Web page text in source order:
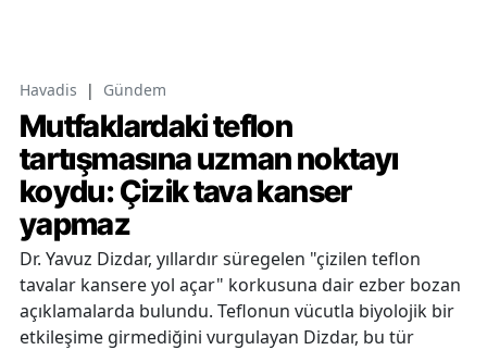
Havadis | Gündem
Mutfaklardaki teflon
tartışmasına uzman noktayı
koydu: Çizik tava kanser
yapmaz
Dr. Yavuz Dizdar, yıllardır süregelen "çizilen teflon
tavalar kansere yol açar" korkusuna dair ezber bozan
açıklamalarda bulundu. Teflonun vücutla biyolojik bir
etkileşime girmediğini vurgulayan Dizdar, bu tür